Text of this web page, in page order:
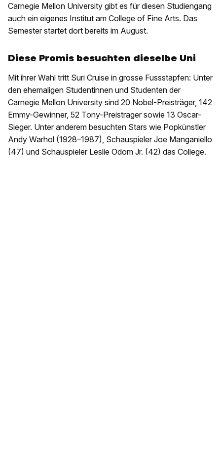
Carnegie Mellon University gibt es für diesen Studiengang
auch ein eigenes Institut am College of Fine Arts. Das
Semester startet dort bereits im August.
Diese Promis besuchten dieselbe Uni
Mit ihrer Wahl tritt Suri Cruise in grosse Fussstapfen: Unter
den ehemaligen Studentinnen und Studenten der
Carnegie Mellon University sind 20 Nobel-Preisträger, 142
Emmy-Gewinner, 52 Tony-Preisträger sowie 13 Oscar-
Sieger. Unter anderem besuchten Stars wie Popkünstler
Andy Warhol (1928–1987), Schauspieler Joe Manganiello
(47) und Schauspieler Leslie Odom Jr. (42) das College.